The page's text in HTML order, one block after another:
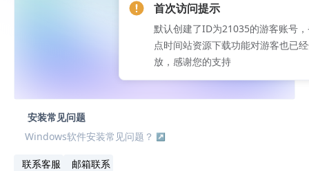
安装常见问题
Windows软件安装常见问题？
联系客服 邮箱联系
首次访问提示
默认创建了ID为21035的游客账号
点时间站资源下载功能对游客也已
放，感谢您的支持